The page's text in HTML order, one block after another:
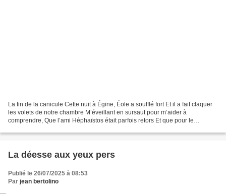
La fin de la canicule Cette nuit à Égine, Éole a soufflé fort Et il a fait claquer
les volets de notre chambre M’éveillant en sursaut pour m’aider à
comprendre, Que l’ami Héphaïstos était parfois retors Et que pour le
La déesse aux yeux pers
Publié le 26/07/2025 à 08:53
Par jean bertolino